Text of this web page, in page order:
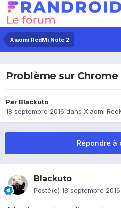
Xiaomi RedMi Note 2
Problème sur Chrome
Par Blackuto
18 septembre 2016 dans Xiaomi
Répondre à
Blackuto
Posté(e) 18 septembre 2016